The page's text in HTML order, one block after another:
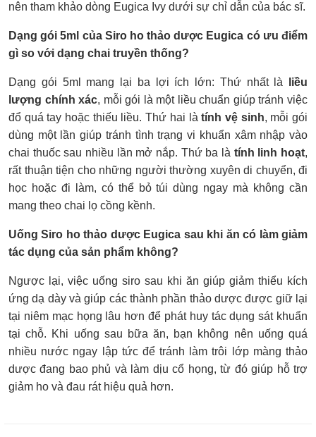
nên tham khảo dòng Eugica Ivy dưới sự chỉ dẫn của bác sĩ.
Dạng gói 5ml của Siro ho thảo dược Eugica có ưu điểm
gì so với dạng chai truyền thống?
Dạng gói 5ml mang lại ba lợi ích lớn: Thứ nhất là
liều
lượng chính xác, mỗi gói là một liều chuẩn giúp tránh việc
đổ quá tay hoặc thiếu liều. Thứ hai làtính vệ sinh, mỗi gói
dùng một lần giúp tránh tình trạng vi khuẩn xâm nhập vào
chai thuốc sau nhiều lần mở nắp. Thứ ba là tính linh hoạt,
rất thuận tiện cho những người thường xuyên di chuyển, đi
học hoặc đi làm, có thể bỏ túi dùng ngay mà không cần
mang theo chai lọ cồng kềnh.
Uống Siro ho thảo dược Eugica sau khi ăn có làm giảm
tác dụng của sản phẩm không?
Ngược lại, việc uống siro sau khi ăn giúp giảm thiểu kích
ứng dạ dày và giúp các thành phần thảo dược được giữ lại
tại niêm mạc họng lâu hơn để phát huy tác dụng sát khuẩn
tại chỗ. Khi uống sau bữa ăn, bạn không nên uống quá
nhiều nước ngay lập tức để tránh làm trôi lớp màng thảo
dược đang bao phủ và làm dịu cổ họng, từ đó giúp hỗ trợ
giảm ho và đau rát hiệu quả hơn.